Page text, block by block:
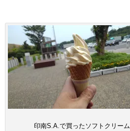
印南S.A.で買ったソフトクリーム